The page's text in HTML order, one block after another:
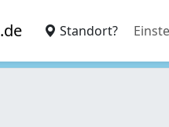
Standort?